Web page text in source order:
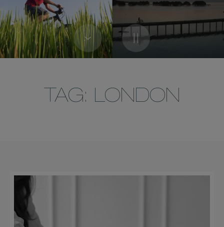
TAG: LONDON